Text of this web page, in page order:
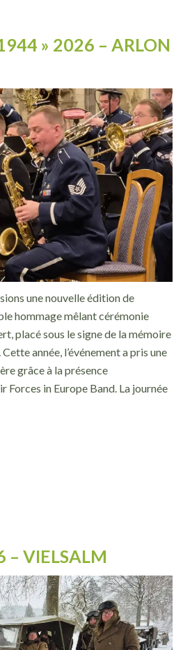
» 2026 – ARLON
une nouvelle édition de
hommage mêlant cérémonie
placé sous le signe de la mémoire
année, l’événement a pris une
grâce à la présence
Forces in Europe Band. La journée
– VIELSALM